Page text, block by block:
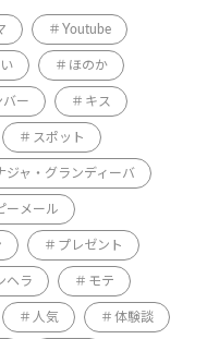
Youtube
ほのか
バー キス
スポット
ジャ・グランディーバ
ーメール
プレゼント
ヘラ モテ
人気 体験談